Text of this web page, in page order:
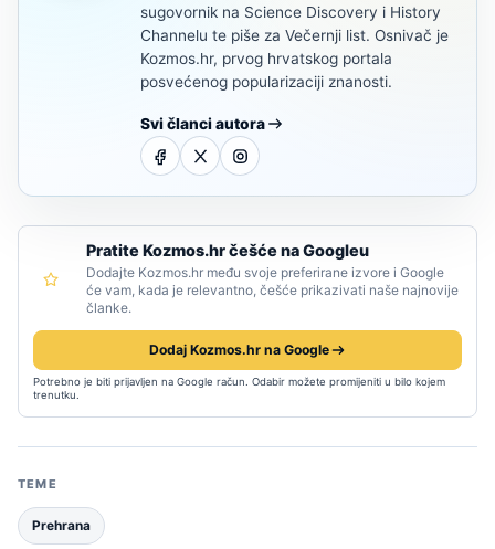
sugovornik na Science Discovery i History
Channelu te piše za Večernji list. Osnivač je
Kozmos.hr, prvog hrvatskog portala
posvećenog popularizaciji znanosti.
Svi članci autora
Pratite Kozmos.hr češće na Googleu
Dodajte Kozmos.hr među svoje preferirane izvore i Google
će vam, kada je relevantno, češće prikazivati naše najnovije
članke.
Dodaj Kozmos.hr na Google
Potrebno je biti prijavljen na Google račun. Odabir možete promijeniti u bilo kojem
trenutku.
TEME
Prehrana